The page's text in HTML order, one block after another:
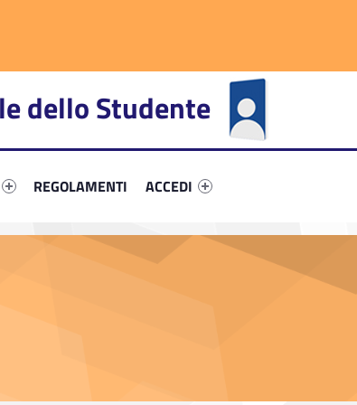
dello Studente
primary-67049-66
Link identifier #link-menu-primary-31263-72
REGOLAMENTI
Link identifier #link-menu-
ACCEDI